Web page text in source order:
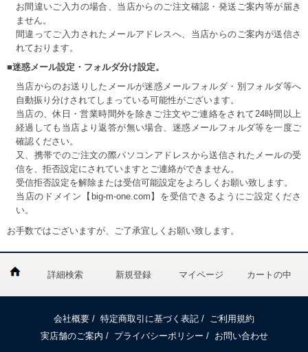
お間違いご入力の場合、当店からのご注文確認・発送ご案内等が届き
ません。
間違ってご入力されたメールアドレスへ、当店からのご案内が送信さ
れております。
■迷惑メール設定・フォルダ分け設定。
当店からのお送りしたメールが迷惑メールフォルダ・別フォルダ等へ
自動振り分けされてしまっている可能性がございます。
当店の、休日・営業時間外を除きご注文やご連絡をされて24時間以上
経過しても当店より返答が無い場合、迷惑メールフォルダ等を一度ご
確認ください。
又、携帯でのご注文の際パソコンアドレスから送信されたメールの受
信を、拒否設定にされていますとご連絡ができません。
受信拒否設定を解除または受信可能設定をよろしくお願い致します。
当店のドメイン【big-m-one.com】を受信できるようにご設定くださ
い。
お手数ではございますが、ご了承宜しくお願い致します。
詳細検索 新規登録 マイページ カートの中
会社概要 / 特定商取引に基づく表記 /
ご利用規約
実店舗のご案内 / プライバシーポリシー / お問い合わせ